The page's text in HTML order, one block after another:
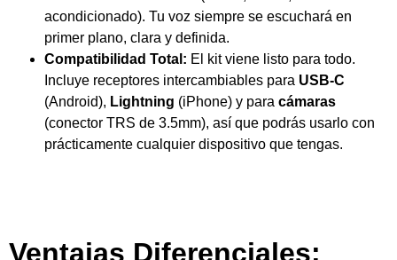
acondicionado). Tu voz siempre se escuchará en
primer plano, clara y definida.
Compatibilidad Total: El kit viene listo para todo.
Incluye receptores intercambiables para USB-C
(Android), Lightning (iPhone) y para cámaras
(conector TRS de 3.5mm), así que podrás usarlo con
prácticamente cualquier dispositivo que tengas.
Ventajas Diferenciales: